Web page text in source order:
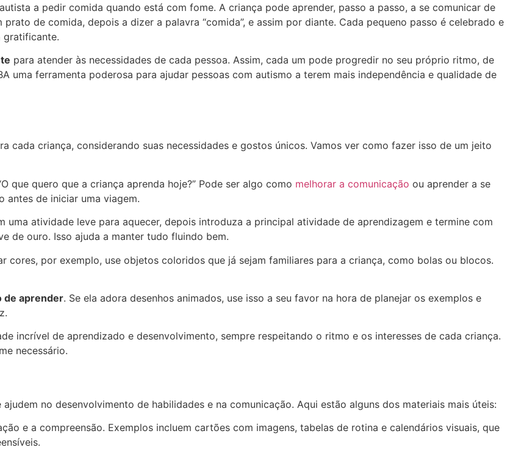
a pedir comida quando está com fome. A criança pode aprender, passo a passo, a se comunicar de
de comida, depois a dizer a palavra “comida”, e assim por diante. Cada pequeno passo é celebrado e
gratificante.
para atender às necessidades de cada pessoa. Assim, cada um pode progredir no seu próprio ritmo, de
uma ferramenta poderosa para ajudar pessoas com autismo a terem mais independência e qualidade de
cada criança, considerando suas necessidades e gostos únicos. Vamos ver como fazer isso de um jeito
que quero que a criança aprenda hoje?” Pode ser algo como melhorar a comunicação ou aprender a se
antes de iniciar uma viagem.
uma atividade leve para aquecer, depois introduza a principal atividade de aprendizagem e termine com
de ouro. Isso ajuda a manter tudo fluindo bem.
cores, por exemplo, use objetos coloridos que já sejam familiares para a criança, como bolas ou blocos.
de aprender. Se ela adora desenhos animados, use isso a seu favor na hora de planejar os exemplos e
incrível de aprendizado e desenvolvimento, sempre respeitando o ritmo e os interesses de cada criança.
necessário.
no desenvolvimento de habilidades e na comunicação. Aqui estão alguns dos materiais mais úteis:
e a compreensão. Exemplos incluem cartões com imagens, tabelas de rotina e calendários visuais, que